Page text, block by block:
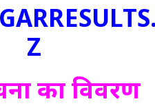
Z
का विवरण